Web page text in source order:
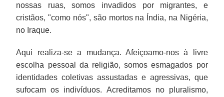
nossas ruas, somos invadidos por migrantes, e
cristãos, "como nós", são mortos na Índia, na Nigéria,
no Iraque.
Aqui realiza-se a mudança. Afeiçoamo-nos à livre
escolha pessoal da religião, somos esmagados por
identidades coletivas assustadas e agressivas, que
sufocam os indivíduos. Acreditamos no pluralismo,